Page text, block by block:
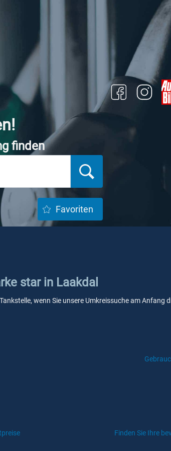
finden
Favoriten
star in Laakdal
wenn Sie unsere Umkreissuche am Anfang
Finden Sie Ihre